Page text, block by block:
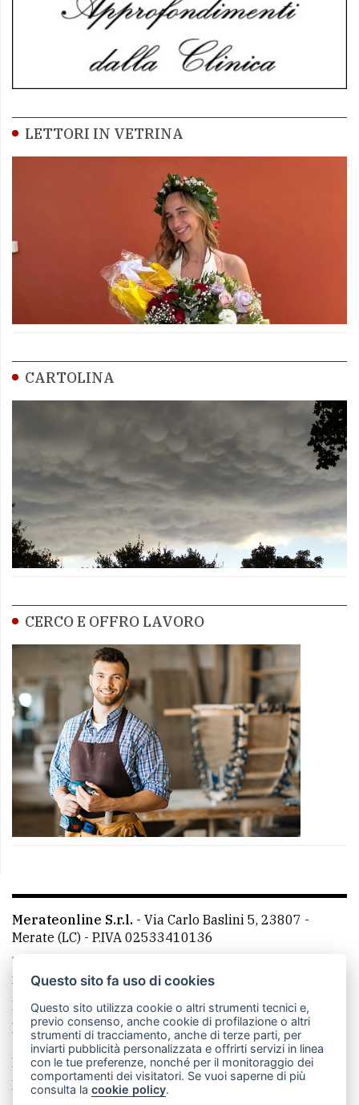
LETTORI IN VETRINA
CARTOLINA
CERCO E OFFRO LAVORO
Merateonline S.r.l. - Via Carlo Baslini 5, 23807 -
Merate (LC) - P.IVA 02533410136
Telefono:
mail: redazione@merateonline.it
La redazione
CasateOnline LeccoOnline
RSS
Made by VIP
Privacy policy
Cookie policy
Rivedi le tue scelte sui cookie
Questo sito fa uso di cookies
Questo sito utilizza cookie o altri strumenti tecnici e,
previo consenso, anche cookie di profilazione o altri
strumenti di tracciamento, anche di terze parti, per
inviarti pubblicità personalizzata e offrirti servizi in linea
con le tue preferenze, nonché per il monitoraggio dei
comportamenti dei visitatori. Se vuoi saperne di più
consulta lacookie policy.